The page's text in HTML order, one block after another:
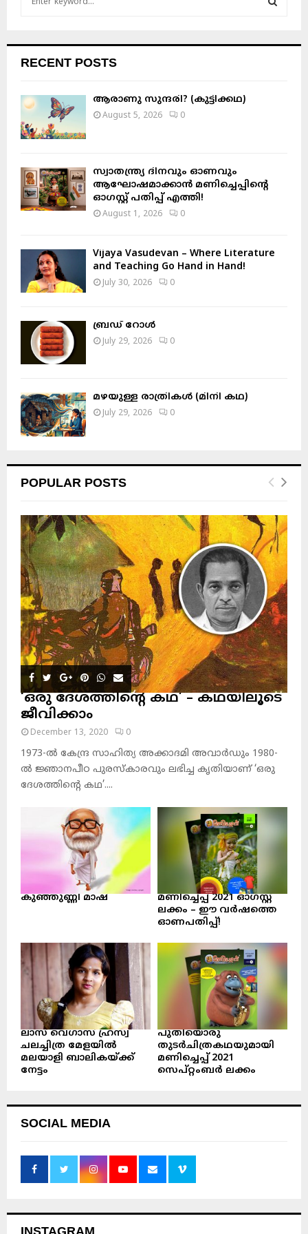
h
o
:
RECENT POSTS
ആരാണു സുന്ദരി? (കുട്ടിക്കഥ)
August 5, 2026 0
സ്വാതന്ത്ര്യ ദിനവും ഓണവും
ആഘോഷമാക്കാൻ മണിച്ചെപ്പിന്റെ
ഓഗസ്റ്റ് പതിപ്പ് എത്തി!
August 1, 2026 0
Vijaya Vasudevan – Where Literature
and Teaching Go Hand in Hand!
July 30, 2026 0
ബ്രഡ് റോൾ
July 29, 2026 0
മഴയുള്ള രാത്രികൾ (മിനി കഥ)
July 29, 2026 0
POPULAR POSTS
‘ഒരു ദേശത്തിന്റെ കഥ’ – കഥയിലൂടെ
ജീവിക്കാം
December 13, 2020 0
1973-ല്‍ കേന്ദ്ര സാഹിത്യ അക്കാദമി അവാര്‍ഡും 1980-
ല്‍ ജ്ഞാനപീഠ പുരസ്‌കാരവും ലഭിച്ച കൃതിയാണ് ‘ഒരു
ദേശത്തിന്റെ കഥ’....
കുഞ്ഞുണ്ണി മാഷ്‌
മണിച്ചെപ്പ് 2021 ഓഗസ്റ്റ്
ലക്കം – ഈ വർഷത്തെ
ഓണപതിപ്പ്!
ലാസ് വെഗാസ് ഹ്രസ്വ
ചലച്ചിത്ര മേളയിൽ
മലയാളി ബാലികയ്ക്ക്
നേട്ടം
പുതിയൊരു
തുടർചിത്രകഥയുമായി
മണിച്ചെപ്പ് 2021
സെപ്റ്റംബർ ലക്കം
SOCIAL MEDIA